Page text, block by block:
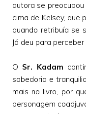
autora se
cima de Kelsey, que
quando retribuía se
Já deu para
O Sr. Kadam
sabedoria e
mais no livro, por
personagem